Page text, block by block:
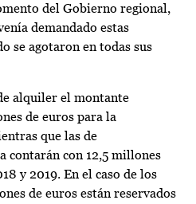
del Gobierno regional,
demandado estas
se agotaron en todas sus
alquiler el montante
de euros para la
que las de
con 12,5 millones
y 2019. En el caso de los
de euros están reservados